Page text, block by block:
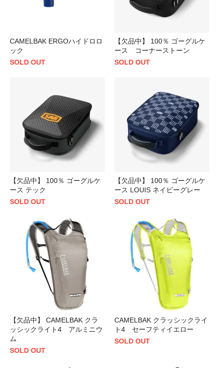
CAMELBAK ERGOハイドロロ
ック
SOLD OUT
【欠品中】 100％ ゴーグルケ
ース コーナーストーン
SOLD OUT
【欠品中】 100％ ゴーグルケ
ース テック
SOLD OUT
【欠品中】 100％ ゴーグルケ
ース LOUIS ネイビーグレー
SOLD OUT
【欠品中】 CAMELBAK クラ
ッシックライト4 アルミニウ
ム
SOLD OUT
CAMELBAK クラッシックライ
ト4 セーフティイエロー
SOLD OUT